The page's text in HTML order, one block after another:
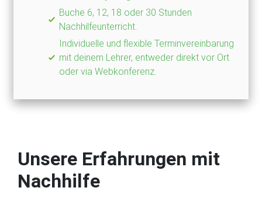
Buche 6, 12, 18 oder 30 Stunden
Nachhilfeunterricht.
Individuelle und flexible Terminvereinbarung
mit deinem Lehrer, entweder direkt vor Ort
oder via Webkonferenz.
Unsere Erfahrungen mit
Nachhilfe